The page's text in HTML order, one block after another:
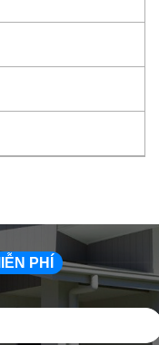
PHÍ